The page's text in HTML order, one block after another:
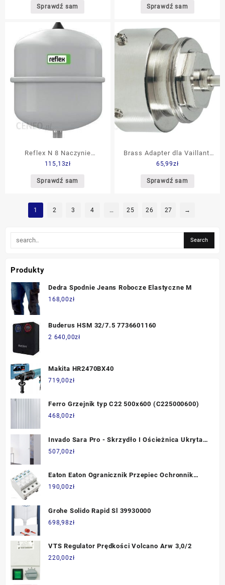
Sprawdź sam
Pokojowy
Sprawdź sam
Reflex N 8 Naczynie
Przeponowe Do Instalacji
C.O.I Szare 8202501
115,13zł
Sprawdź sam
Brass Adapter dla Vaillant,
Gwint przyłącza 30,5 mm
16138662962
65,99zł
Sprawdź sam
1 2 3 4 … 25 26 27 →
Produkty
Dedra Spodnie Jeans Robocze Elastyczne M
168,00zł
Buderus HSM 32/7.5 7736601160
2 640,00zł
Makita HR2470BX40
719,00zł
Ferro Grzejnik typ C22 500x600 (C225000600)
468,00zł
Invado Sara Pro - Skrzydło I Ościeżnica Ukryta
Otwierana Na Zewnętrz
507,00zł
Eaton Eaton Ogranicznik Przepiec Ochronnik
Spct2 167596
190,00zł
Grohe Solido Rapid Sl 39930000
698,98zł
VTS Regulator Prędkości Volcano Arw 3,0/2
220,00zł